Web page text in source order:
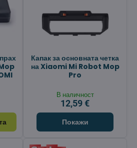
Капак за основната четка
на Xiaomi Mi Robot Mop
Pro
В наличност
12,59 €
Покажи